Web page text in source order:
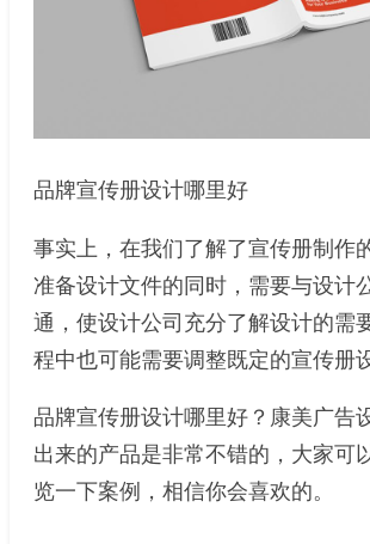
品牌宣传册设计哪里好
事实上，在我们了解了宣传册制作
准备设计文件的同时，需要与设计
通，使设计公司充分了解设计的需
程中也可能需要调整既定的宣传册
品牌宣传册设计哪里好？康美广告
出来的产品是非常不错的，大家可
览一下案例，相信你会喜欢的。